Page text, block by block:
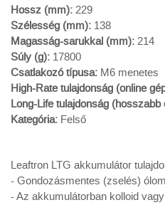
Hossz (mm): 229
Szélesség (mm): 138
Magasság-sarukkal (mm): 214
Súly (g): 17800
Csatlakozó típusa: M6 menetes
High-Rate tulajdonság (online
Long-Life tulajdonság (hosszabb
Kategória: Felső
Leaftron LTG akkumulátor
- Gondozásmentes (zselés)
- Az akkumulátorban kolloid